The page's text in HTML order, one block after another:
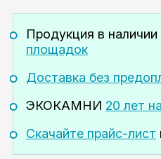
Продукция в наличии
площадок
Доставка без
ЭКОКАМНИ 20 лет
Скачайте прайс-лист